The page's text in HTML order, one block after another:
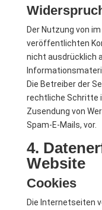
Der Nutzung von
veröffentlichten
nicht ausdrücklich
Die Betreiber der
rechtliche Schritte
Zusendung von
Spam-E-Mails, vor.
4.
Website
Cookies
Die Internetseiten